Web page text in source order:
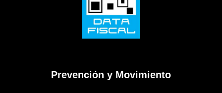
Prevención y Movimiento